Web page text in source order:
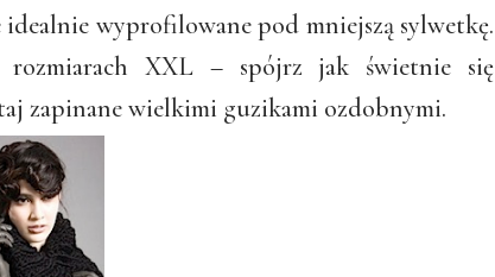
wyprofilowane pod mniejszą sylwetkę.
XXL – spójrz jak świetnie się
zapinane wielkimi guzikami ozdobnymi.